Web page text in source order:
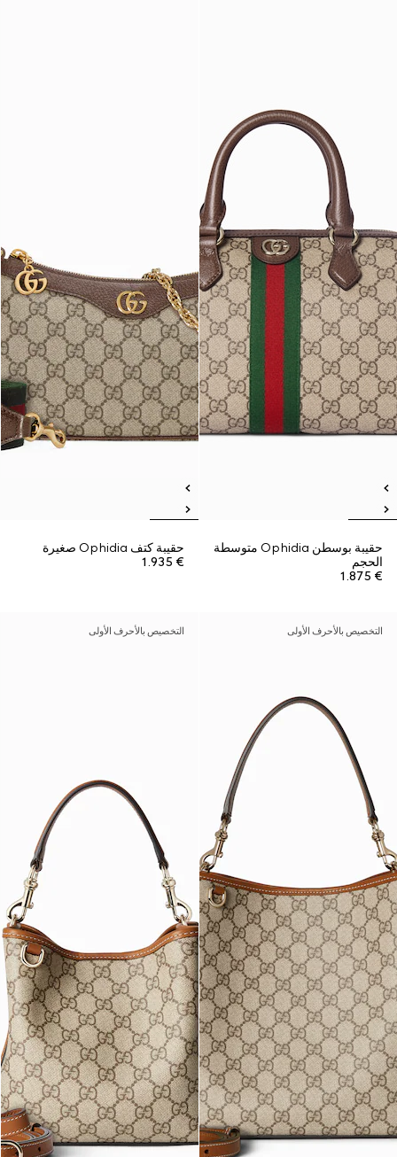
حقيبة بوسطن Ophidia متوسطة
الحجم
€ 1.875
حقيبة كتف Ophidia صغيرة
€ 1.935
التخصيص بالأحرف الأولى التخصيص بالأحرف الأولى